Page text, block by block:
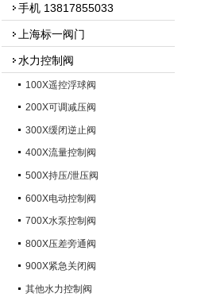
手机 13817855033
上海标一阀门
水力控制阀
100X遥控浮球阀
200X可调减压阀
300X缓闭逆止阀
400X流量控制阀
500X持压/泄压阀
600X电动控制阀
700X水泵控制阀
800X压差旁通阀
900X紧急关闭阀
其他水力控制阀